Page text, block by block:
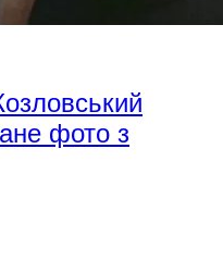
фото з